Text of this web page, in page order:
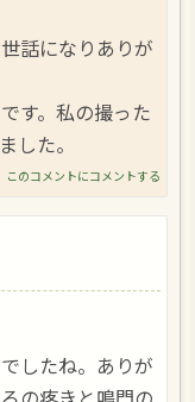
話になりありが
す。私の撮った
した。
このコメントにコメントする
したね。ありが